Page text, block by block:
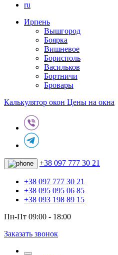
ru
Ирпень
Вышгород
Боярка
Вишневое
Борисполь
Васильков
Бортничи
Бровары
Калькулятор окон Цены на окна
+38 097 777 30 21
+38 097 777 30 21
+38 095 095 06 85
+38 093 198 89 15
Пн-Пт 09:00 - 18:00
Заказать звонок